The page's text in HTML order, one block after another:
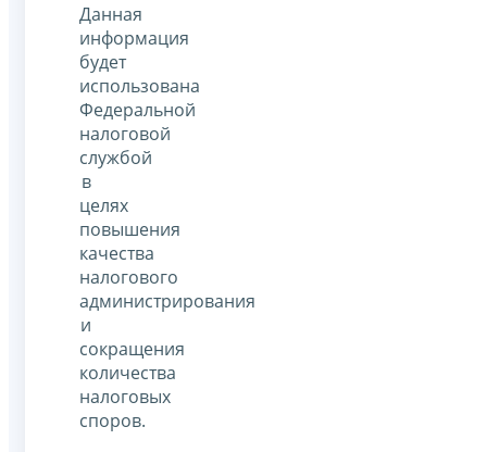
Данная
информация
будет
использована
Федеральной
налоговой
службой
в
целях
повышения
качества
налогового
администрирования
и
сокращения
количества
налоговых
споров.